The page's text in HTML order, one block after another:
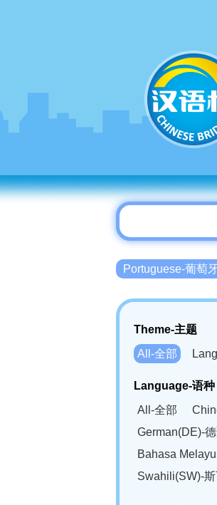
Portuguese-葡萄
Theme-主题
All-全部
Language-语种
All-全部
German(DE)-
Bahasa
Swahili(SW)-